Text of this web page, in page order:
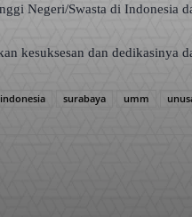
Negeri/Swasta di Indonesia
kesuksesan dan
surabaya umm